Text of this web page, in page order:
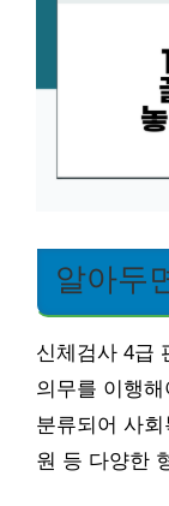
알아두
신체검사 4급
의무를 이행
분류되어 사
원 등 다양한